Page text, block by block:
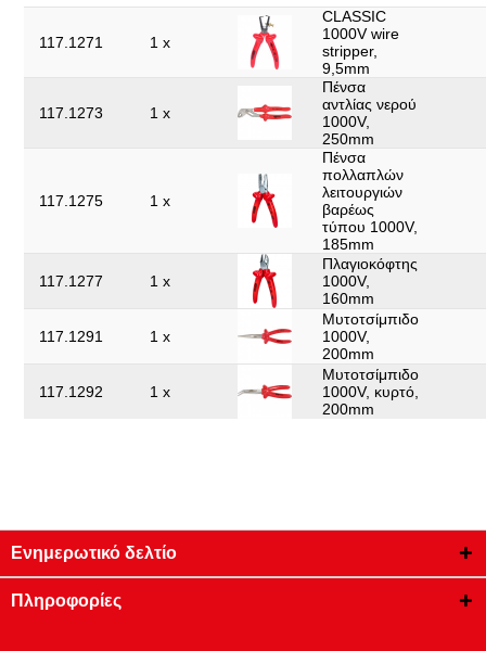
Χωρίς δυνατότητα
117.1271 1 x
CLASSIC
1000V wire
stripper,
9,5mm
117.1273 1 x
Πένσα
αντλίας νερού
1000V,
250mm
117.1275 1 x
Πένσα
πολλαπλών
λειτουργιών
βαρέως
τύπου 1000V,
185mm
117.1277 1 x
Πλαγιοκόφτης
1000V,
160mm
117.1291 1 x
Μυτοτσίμπιδο
1000V,
200mm
117.1292 1 x
Μυτοτσίμπιδο
1000V, κυρτό,
200mm
Ενημερωτικό δελτίο
Πληροφορίες